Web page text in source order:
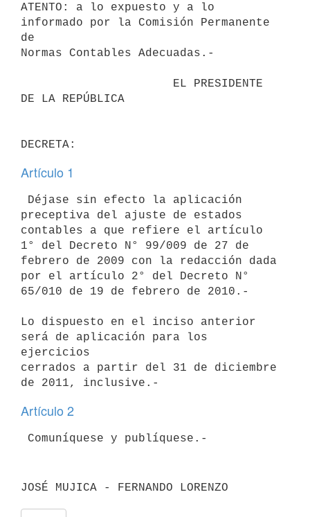
ATENTO: a lo expuesto y a lo
informado por la Comisión Permanente
de
Normas Contables Adecuadas.-
DE LA REPÚBLICA
Artículo 1
preceptiva del ajuste de estados
contables a que refiere el artículo
1° del Decreto N° 99/009 de 27 de
febrero de 2009 con la redacción dada
por el artículo 2° del Decreto N°
65/010 de 19 de febrero de 2010.-
Lo dispuesto en el inciso anterior
será de aplicación para los
ejercicios
cerrados a partir del 31 de diciembre
Artículo 2